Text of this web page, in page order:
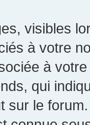
visibles
à votre
à
qui
sur le